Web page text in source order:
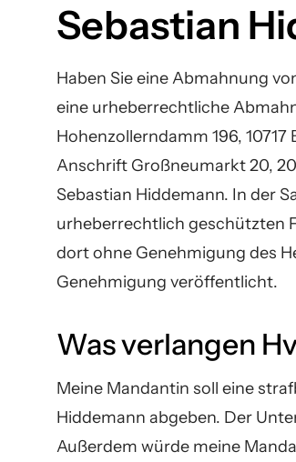
Sebastian
Haben Sie eine Abmahnung
eine urheberrechtliche
Hohenzollerndamm 196,
Anschrift Großneumarkt 20,
Sebastian Hiddemann. In der
urheberrechtlich geschützten
dort ohne Genehmigung des
Genehmigung veröffentlicht.
Was verlangen
Meine Mandantin soll eine
Hiddemann abgeben. Der
Außerdem würde meine